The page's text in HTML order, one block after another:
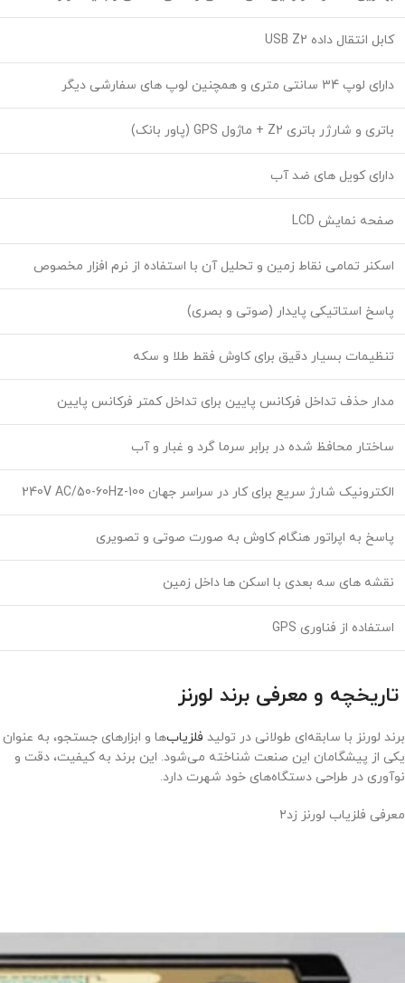
کابل انتقال داده USB Z2
دارای لوپ 34 سانتی متری و همچنین لوپ های سفارشی دیگر
باتری و شارژر باتری Z2 + ماژول GPS (پاور بانک)
دارای کویل های ضد آب
صفحه نمایش LCD
اسکنر تمامی نقاط زمین و تحلیل آن با استفاده از نرم افزار مخصوص
پاسخ استاتیکی پایدار (صوتی و بصری)
تنظیمات بسیار دقیق برای کاوش فقط طلا و سکه
مدار حذف تداخل فرکانس پایین برای تداخل کمتر فرکانس پایین
ساختار محافظ شده در برابر سرما گرد و غبار و آب
الکترونیک شارژ سریع برای کار در سراسر جهان 100-240V AC/50-60Hz
پاسخ به اپراتور هنگام کاوش به صورت صوتی و تصویری
نقشه های سه بعدی با اسکن ها داخل زمین
استفاده از فناوری GPS
تاریخچه و معرفی برند لورنز
برند لورنز با سابقه‌ای طولانی در تولید فلزیاب‌ها و ابزارهای جستجو، به عنوان
یکی از پیشگامان این صنعت شناخته می‌شود. این برند به کیفیت، دقت و
نوآوری در طراحی دستگاه‌های خود شهرت دارد.
معرفی فلزیاب لورنز زد۲